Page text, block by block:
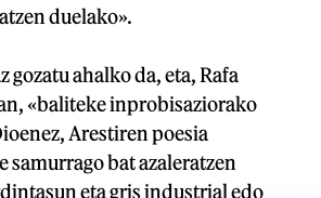
duelako».
gozatu ahalko da, eta, Rafa
«baliteke inprobisaziorako
Arestiren poesia
samurrago bat azaleratzen
eta gris industrial edo